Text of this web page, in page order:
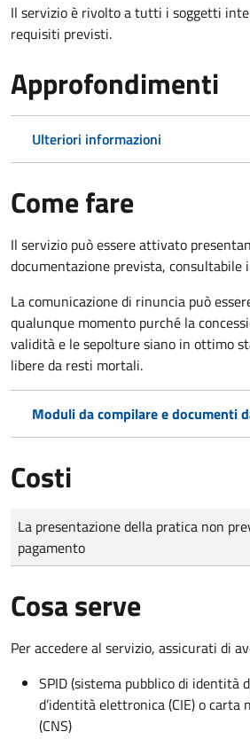
Il servizio è rivolto a tutti i soggetti
requisiti previsti.
Approfondimenti
Ulteriori informazioni
Come fare
Il servizio può essere attivato
documentazione prevista, consultabile
La comunicazione di rinuncia può
qualunque momento purché la
validità e le sepolture siano in ottimo
libere da resti mortali.
Moduli da compilare e documenti
Costi
Tipo di pagamento
Importo
La presentazione della pratica non
pagamento
Cosa serve
Per accedere al servizio, assicurati di
SPID (sistema pubblico di identità
d’identità elettronica (CIE) o carta
(CNS)